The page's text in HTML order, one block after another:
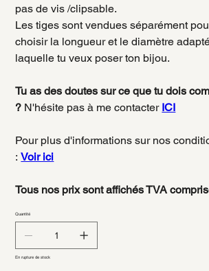
pas de vis /clipsable.
Les tiges sont vendues séparément
choisir la longueur et le diamètre
laquelle tu veux poser ton bijou.
Tu as des doutes sur ce que tu dois
? N'hésite pas à me contacter ICI
Pour plus d'informations sur nos
:Voir ici
Tous nos prix sont affichés TVA
Quantité
En rupture de stock